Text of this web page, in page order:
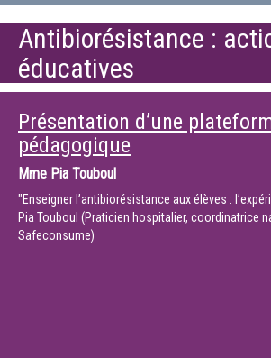
Antibiorésistance :
éducatives
Présentation d’une
pédagogique
Mme Pia Touboul
"Enseigner l’antibiorésistance aux élèves :
Pia Touboul (Praticien hospitalier, coordinatrice
Safeconsume)